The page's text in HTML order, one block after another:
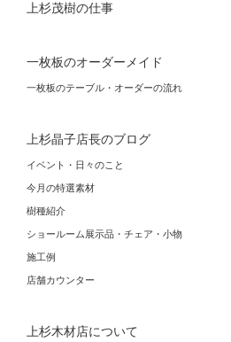
上杉茂樹の仕事
一枚板のオーダーメイド
一枚板のテーブル・オーダーの流れ
上杉晶子店長のブログ
イベント・日々のこと
今月の特選素材
樹種紹介
ショールーム展示品・チェア・小物
施工例
店舗カウンター
上杉木材店について